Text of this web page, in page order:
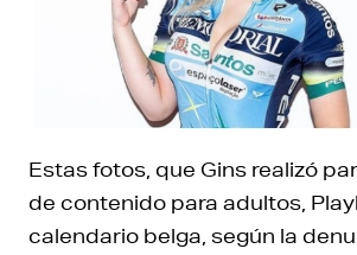
Estas fotos, que Gins realizó
de contenido para adultos,
calendario belga, según la